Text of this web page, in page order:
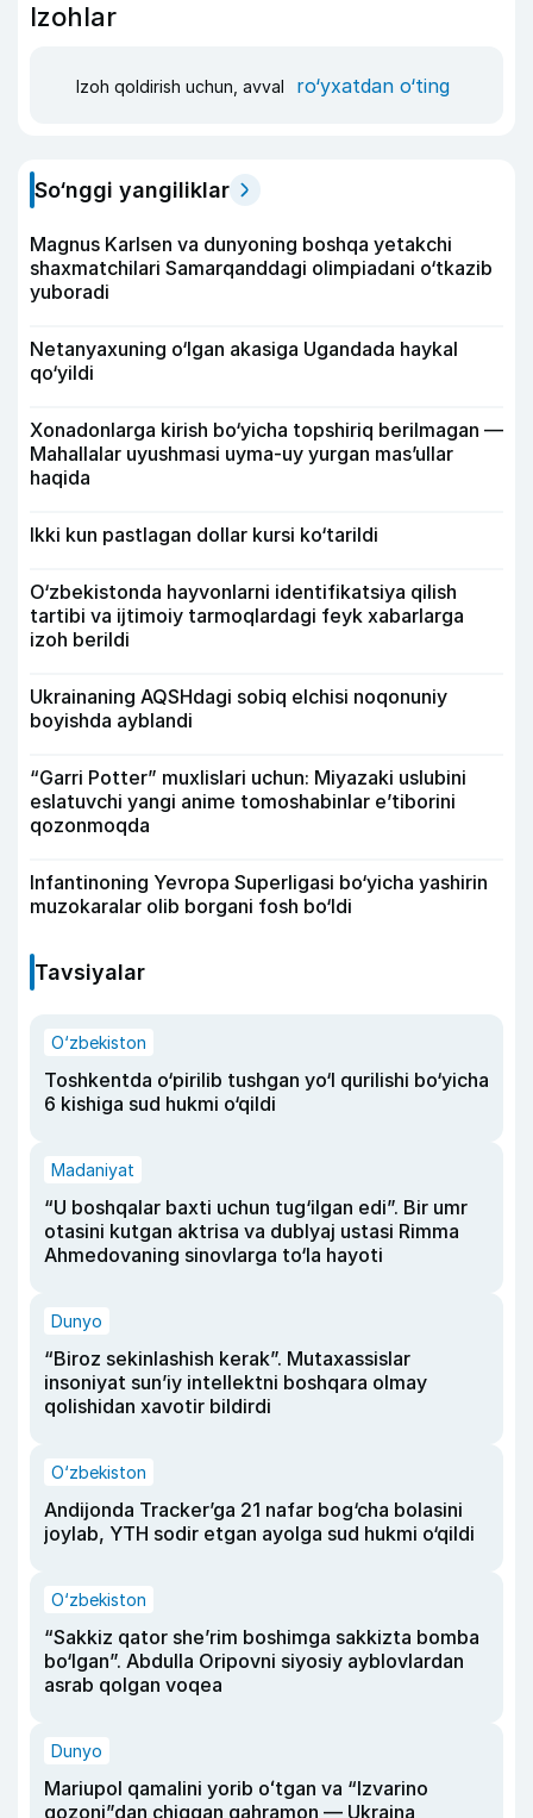
Izohlar
Izoh qoldirish uchun, avval ro‘yxatdan o‘ting
So‘nggi yangiliklar
Magnus Karlsen va dunyoning boshqa yetakchi
shaxmatchilari Samarqanddagi olimpiadani o‘tkazib
yuboradi
Netanyaxuning o‘lgan akasiga Ugandada haykal
qo‘yildi
Xonadonlarga kirish bo‘yicha topshiriq berilmagan —
Mahallalar uyushmasi uyma-uy yurgan mas’ullar
haqida
Ikki kun pastlagan dollar kursi ko‘tarildi
O‘zbekistonda hayvonlarni identifikatsiya qilish
tartibi va ijtimoiy tarmoqlardagi feyk xabarlarga
izoh berildi
Ukrainaning AQSHdagi sobiq elchisi noqonuniy
boyishda ayblandi
“Garri Potter” muxlislari uchun: Miyazaki uslubini
eslatuvchi yangi anime tomoshabinlar e’tiborini
qozonmoqda
Infantinoning Yevropa Superligasi bo‘yicha yashirin
muzokaralar olib borgani fosh bo‘ldi
Tavsiyalar
O‘zbekiston
Toshkentda o‘pirilib tushgan yo‘l qurilishi bo‘yicha
6 kishiga sud hukmi o‘qildi
Madaniyat
“U boshqalar baxti uchun tug‘ilgan edi”. Bir umr
otasini kutgan aktrisa va dublyaj ustasi Rimma
Ahmedovaning sinovlarga to‘la hayoti
Dunyo
“Biroz sekinlashish kerak”. Mutaxassislar
insoniyat sun’iy intellektni boshqara olmay
qolishidan xavotir bildirdi
O‘zbekiston
Andijonda Tracker’ga 21 nafar bog‘cha bolasini
joylab, YTH sodir etgan ayolga sud hukmi o‘qildi
O‘zbekiston
“Sakkiz qator she’rim boshimga sakkizta bomba
bo‘lgan”. Abdulla Oripovni siyosiy ayblovlardan
asrab qolgan voqea
Dunyo
Mariupol qamalini yorib oʻtgan va “Izvarino
qozoni”dan chiqqan qahramon — Ukraina